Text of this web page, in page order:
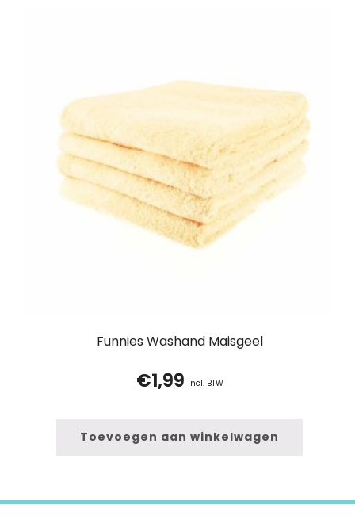
Funnies Washand Maisgeel
€1,99 incl. BTW
Toevoegen aan winkelwagen